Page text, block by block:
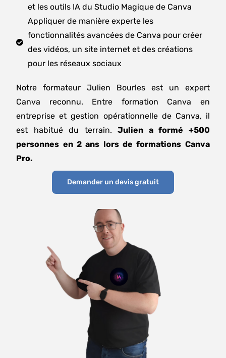
et les outils IA du Studio Magique de Canva
Appliquer de manière experte les
fonctionnalités avancées de Canva pour créer
des vidéos, un site internet et des créations
pour les réseaux sociaux
Notre formateur Julien Bourles est un expert
Canva reconnu. Entre formation Canva en
entreprise et gestion opérationnelle de Canva, il
est habitué du terrain.Julien a formé +500
personnes en 2 ans lors de formations Canva
Pro.
Demander un devis gratuit